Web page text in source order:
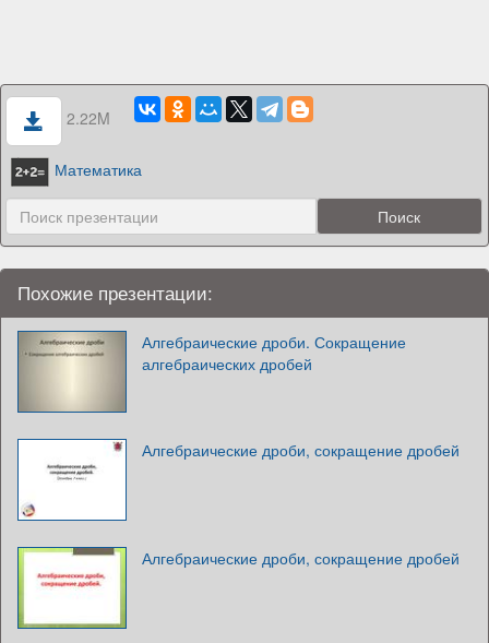
2.22M
Математика
Похожие презентации:
Алгебраические дроби. Сокращение
алгебраических дробей
Алгебраические дроби, сокращение дробей
Алгебраические дроби, сокращение дробей